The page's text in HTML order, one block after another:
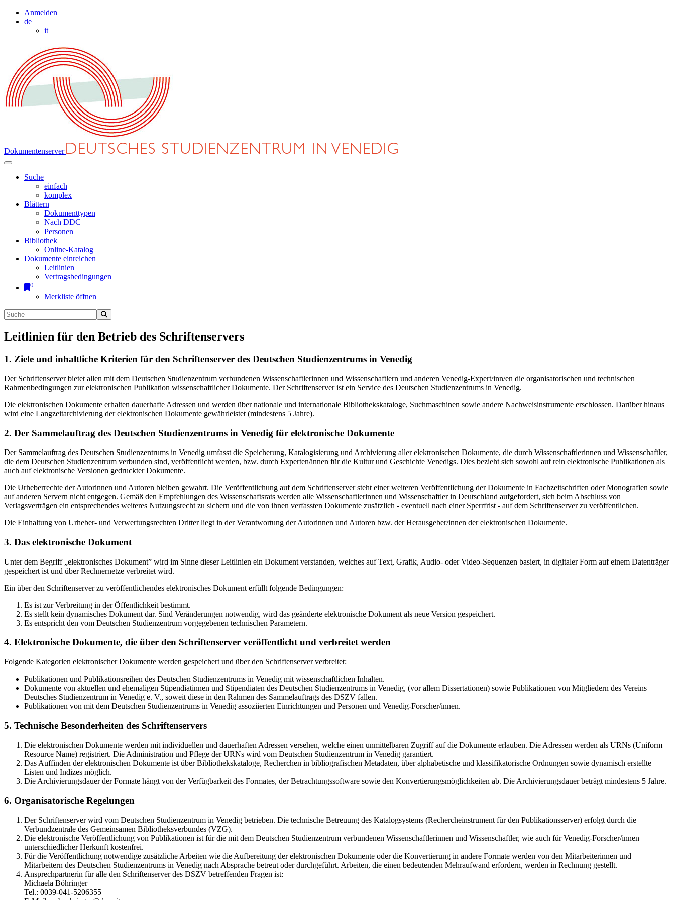
Anmelden
de
it
Dokumentenserver
Suche
einfach
komplex
Blättern
Dokumenttypen
Nach DDC
Personen
Bibliothek
Online-Katalog
Dokumente einreichen
Leitlinien
Vertragsbedingungen
0
Merkliste öffnen
Leitlinien für den Betrieb des Schriftenservers
1. Ziele und inhaltliche Kriterien für den Schriftenserver des Deutschen Studienzentrums in Venedig
Der Schriftenserver bietet allen mit dem Deutschen Studienzentrum verbundenen Wissenschaftlerinnen und Wissenschaftlern und anderen Venedig-Expert/inn/en die organisatorischen und technischen
Rahmenbedingungen zur elektronischen Publikation wissenschaftlicher Dokumente. Der Schriftenserver ist ein Service des Deutschen Studienzentrums in Venedig.
Die elektronischen Dokumente erhalten dauerhafte Adressen und werden über nationale und internationale Bibliothekskataloge, Suchmaschinen sowie andere Nachweisinstrumente erschlossen. Darüber hinaus
wird eine Langzeitarchivierung der elektronischen Dokumente gewährleistet (mindestens 5 Jahre).
2. Der Sammelauftrag des Deutschen Studienzentrums in Venedig für elektronische Dokumente
Der Sammelauftrag des Deutschen Studienzentrums in Venedig umfasst die Speicherung, Katalogisierung und Archivierung aller elektronischen Dokumente, die durch Wissenschaftlerinnen und Wissenschaftler,
die dem Deutschen Studienzentrum verbunden sind, veröffentlicht werden, bzw. durch Experten/innen für die Kultur und Geschichte Venedigs. Dies bezieht sich sowohl auf rein elektronische Publikationen als
auch auf elektronische Versionen gedruckter Dokumente.
Die Urheberrechte der Autorinnen und Autoren bleiben gewahrt. Die Veröffentlichung auf dem Schriftenserver steht einer weiteren Veröffentlichung der Dokumente in Fachzeitschriften oder Monografien sowie
auf anderen Servern nicht entgegen. Gemäß den Empfehlungen des Wissenschaftsrats werden alle Wissenschaftlerinnen und Wissenschaftler in Deutschland aufgefordert, sich beim Abschluss von
Verlagsverträgen ein entsprechendes weiteres Nutzungsrecht zu sichern und die von ihnen verfassten Dokumente zusätzlich - eventuell nach einer Sperrfrist - auf dem Schriftenserver zu veröffentlichen.
Die Einhaltung von Urheber- und Verwertungsrechten Dritter liegt in der Verantwortung der Autorinnen und Autoren bzw. der Herausgeber/innen der elektronischen Dokumente.
3. Das elektronische Dokument
Unter dem Begriff „elektronisches Dokument” wird im Sinne dieser Leitlinien ein Dokument verstanden, welches auf Text, Grafik, Audio- oder Video-Sequenzen basiert, in digitaler Form auf einem Datenträger
gespeichert ist und über Rechnernetze verbreitet wird.
Ein über den Schriftenserver zu veröffentlichendes elektronisches Dokument erfüllt folgende Bedingungen:
Es ist zur Verbreitung in der Öffentlichkeit bestimmt.
Es stellt kein dynamisches Dokument dar. Sind Veränderungen notwendig, wird das geänderte elektronische Dokument als neue Version gespeichert.
Es entspricht den vom Deutschen Studienzentrum vorgegebenen technischen Parametern.
4. Elektronische Dokumente, die über den Schriftenserver veröffentlicht und verbreitet werden
Folgende Kategorien elektronischer Dokumente werden gespeichert und über den Schriftenserver verbreitet:
Publikationen und Publikationsreihen des Deutschen Studienzentrums in Venedig mit wissenschaftlichen Inhalten.
Dokumente von aktuellen und ehemaligen Stipendiatinnen und Stipendiaten des Deutschen Studienzentrums in Venedig, (vor allem Dissertationen) sowie Publikationen von Mitgliedern des Vereins
Deutsches Studienzentrum in Venedig e. V., soweit diese in den Rahmen des Sammelauftrags des DSZV fallen.
Publikationen von mit dem Deutschen Studienzentrums in Venedig assoziierten Einrichtungen und Personen und Venedig-Forscher/innen.
5. Technische Besonderheiten des Schriftenservers
Die elektronischen Dokumente werden mit individuellen und dauerhaften Adressen versehen, welche einen unmittelbaren Zugriff auf die Dokumente erlauben. Die Adressen werden als URNs (Uniform
Resource Name) registriert. Die Administration und Pflege der URNs wird vom Deutschen Studienzentrum in Venedig garantiert.
Das Auffinden der elektronischen Dokumente ist über Bibliothekskataloge, Recherchen in bibliografischen Metadaten, über alphabetische und klassifikatorische Ordnungen sowie dynamisch erstellte
Listen und Indizes möglich.
Die Archivierungsdauer der Formate hängt von der Verfügbarkeit des Formates, der Betrachtungssoftware sowie den Konvertierungsmöglichkeiten ab. Die Archivierungsdauer beträgt mindestens 5 Jahre.
6. Organisatorische Regelungen
Der Schriftenserver wird vom Deutschen Studienzentrum in Venedig betrieben. Die technische Betreuung des Katalogsystems (Rechercheinstrument für den Publikationsserver) erfolgt durch die
Verbundzentrale des Gemeinsamen Bibliotheksverbundes (VZG).
Die elektronische Veröffentlichung von Publikationen ist für die mit dem Deutschen Studienzentrum verbundenen Wissenschaftlerinnen und Wissenschaftler, wie auch für Venedig-Forscher/innen
unterschiedlicher Herkunft kostenfrei.
Für die Veröffentlichung notwendige zusätzliche Arbeiten wie die Aufbereitung der elektronischen Dokumente oder die Konvertierung in andere Formate werden von den Mitarbeiterinnen und
Mitarbeitern des Deutschen Studienzentrums in Venedig nach Absprache betreut oder durchgeführt. Arbeiten, die einen bedeutenden Mehraufwand erfordern, werden in Rechnung gestellt.
Ansprechpartnerin für alle den Schriftenserver des DSZV betreffenden Fragen ist:
Michaela Böhringer
Tel.: 0039-041-5206355